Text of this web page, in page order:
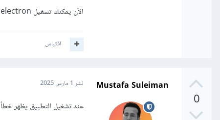
الآن يمكنك تشغيل electron أو react أيهما تريد وسيعملان معك.
اقتباس
0
Mustafa Suleiman نشر 1 مارس 2025
عند تشغيل التطبيق يظهر خطأ